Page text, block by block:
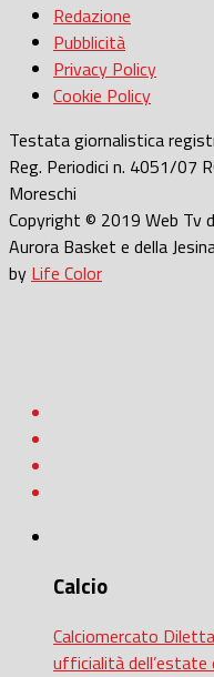
Redazione
Pubblicità
Privacy Policy
Cookie Policy
Testata giornalistica
Reg. Periodici n. 4051/07
Moreschi
Copyright © 2019 Web Tv
Aurora Basket e della
by Life Color
Calcio
Calciomercato
ufficialità dell’estate